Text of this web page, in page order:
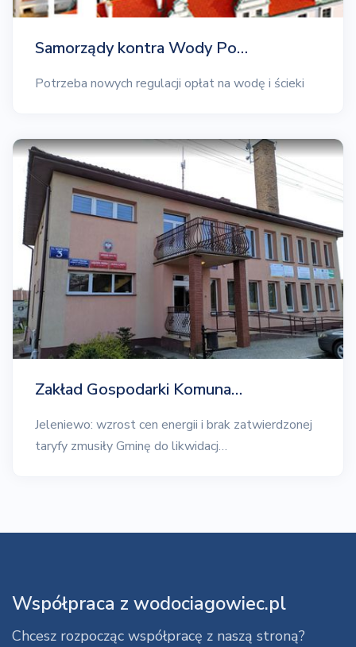
Samorządy kontra Wody Po…
Potrzeba nowych regulacji opłat na wodę i ścieki
Zakład Gospodarki Komuna…
Jeleniewo: wzrost cen energii i brak zatwierdzonej
taryfy zmusiły Gminę do likwidacj…
Współpraca z wodociagowiec.pl
Chcesz rozpocząc współpracę z naszą stroną?